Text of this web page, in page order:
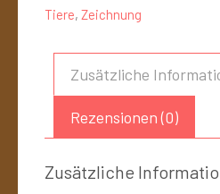
Tiere, Zeichnung
Zusätzliche
Rezensionen (0)
Zusätzliche